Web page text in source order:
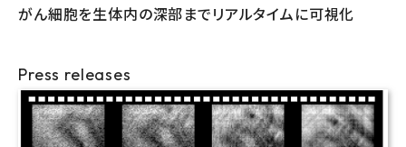
がん細胞を生体内の深部までリアルタイムに可視化
Press releases